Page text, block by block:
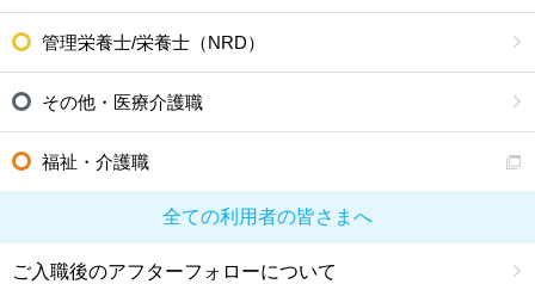
管理栄養士/栄養士（NRD）
その他・医療介護職
福祉・介護職
全ての利用者の皆さまへ
ご入職後のアフターフォローについて